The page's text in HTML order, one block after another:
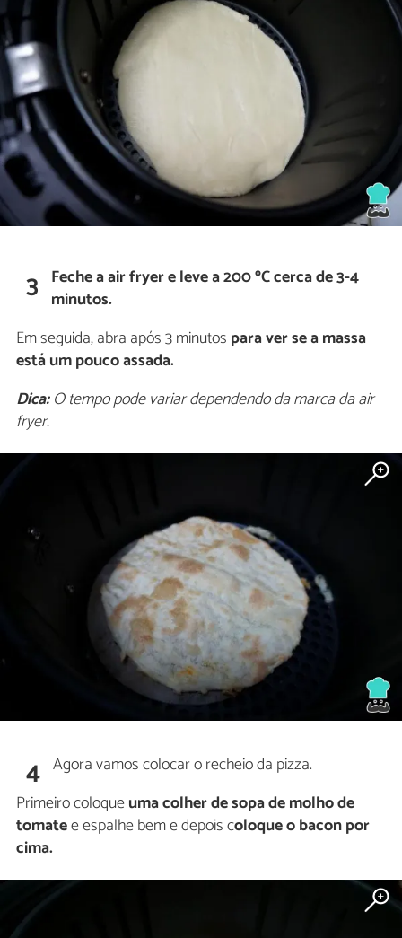
3 Feche a air fryer e leve a 200 ºC cerca de 3-4
minutos.
Em seguida, abra após 3 minutos para ver se a massa
está um pouco assada.
Dica:O tempo pode variar dependendo da marca da air
fryer.
4 Agora vamos colocar o recheio da pizza.
Primeiro coloqueuma colher de sopa de molho de
tomatee espalhe bem e depois coloque o bacon por
cima.